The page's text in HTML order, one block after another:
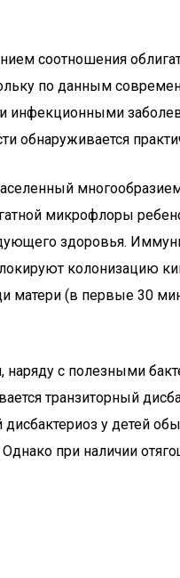
соотношения
по данным
и инфекционными
обнаруживается
микрофлоры
здоровья.
колонизацию
матери (в первые 30
с полезными
транзиторный
у детей
при наличии